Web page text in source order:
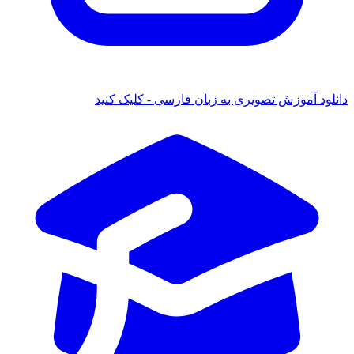
آموزش تصویری به زبان فارسی - کلیک کنید